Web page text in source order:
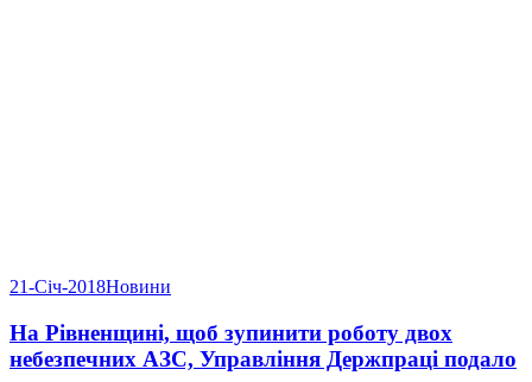
21-Січ-2018Новини
На Рівненщині, щоб зупинити роботу двох
небезпечних АЗС, Управління Держпраці подало